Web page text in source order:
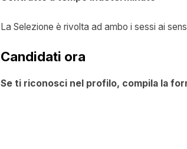
La Selezione è rivolta ad ambo i sessi ai
Candidati ora
Se ti riconosci nel profilo, compila la